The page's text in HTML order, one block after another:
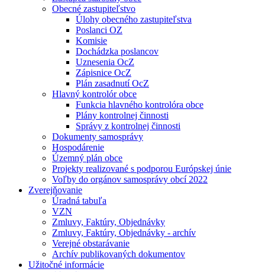
Obecné zastupiteľstvo
Úlohy obecného zastupiteľstva
Poslanci OZ
Komisie
Dochádzka poslancov
Uznesenia OcZ
Zápisnice OcZ
Plán zasadnutí OcZ
Hlavný kontrolór obce
Funkcia hlavného kontrolóra obce
Plány kontrolnej činnosti
Správy z kontrolnej činnosti
Dokumenty samosprávy
Hospodárenie
Územný plán obce
Projekty realizované s podporou Európskej únie
Voľby do orgánov samosprávy obcí 2022
Zverejňovanie
Úradná tabuľa
VZN
Zmluvy, Faktúry, Objednávky
Zmluvy, Faktúry, Objednávky - archív
Verejné obstarávanie
Archív publikovaných dokumentov
Užitočné informácie